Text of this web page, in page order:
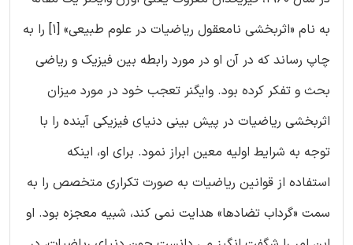
به نام «اثربخشی نامعقول ریاضیات در علوم طبیعی» [1] را به
چاپ رساند که در آن او در مورد رابطه بین فیزیک و ریاضی
بحث و تفکر کرده بود. وایگنر تعجب خود در مورد میزان
اثربخشی ریاضیات در پیش بینی دنیای فیزیکی آینده را با
توجه به شرایط اولیه معین ابراز نمود. برای او، اینکه
استفاده از قوانین ریاضیات به صورت تکراری متخصص را به
سمت «گرداب تضادها» هدایت نمی کند، شبیه معجزه بود. او